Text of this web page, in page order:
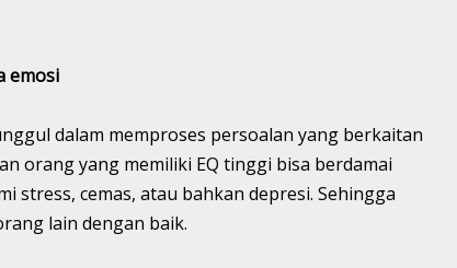
emosi
dalam memproses persoalan yang berkaitan
orang yang memiliki EQ tinggi bisa berdamai
stress, cemas, atau bahkan depresi. Sehingga
lain dengan baik.